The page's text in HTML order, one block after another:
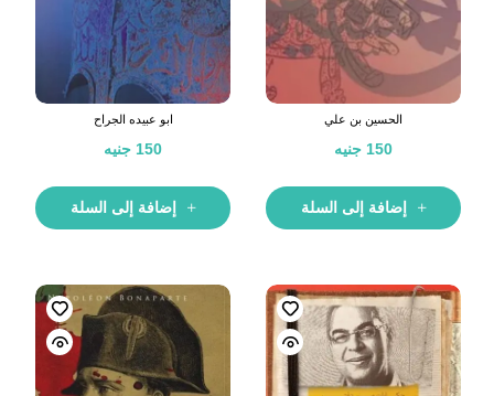
الحسين بن علي
150 جنيه
إضافة إلى السلة
ابو عبيده الجراح
150 جنيه
إضافة إلى السلة